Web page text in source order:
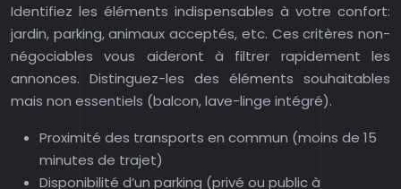
Identifiez les éléments indispensables à votre confort:
jardin, parking, animaux acceptés, etc. Ces critères non-
négociables vous aideront à filtrer rapidement les
annonces. Distinguez-les des éléments souhaitables
mais non essentiels (balcon, lave-linge intégré).
Proximité des transports en commun (moins de 15
minutes de trajet)
Disponibilité d’un parking (privé ou public à